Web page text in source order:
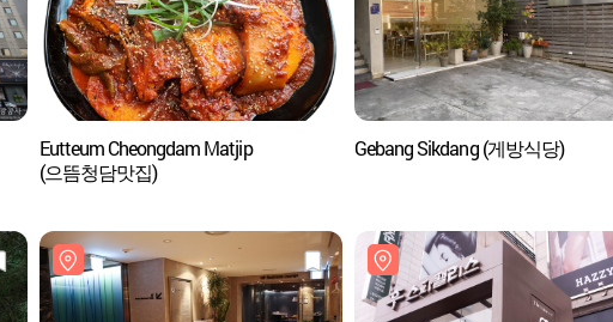
Eutteum Cheongdam Matjip
(으뜸청담맛집)
Gebang Sikdang (게방식당)